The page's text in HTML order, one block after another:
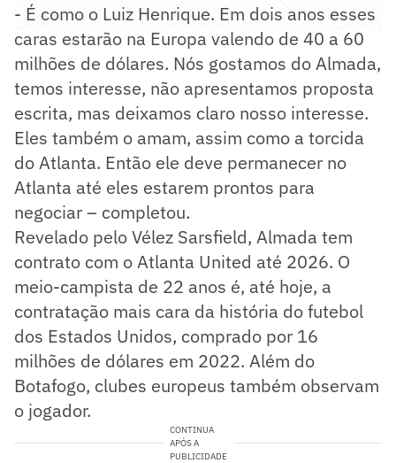
- É como o Luiz Henrique. Em dois anos esses
caras estarão na Europa valendo de 40 a 60
milhões de dólares. Nós gostamos do Almada,
temos interesse, não apresentamos proposta
escrita, mas deixamos claro nosso interesse.
Eles também o amam, assim como a torcida
do Atlanta. Então ele deve permanecer no
Atlanta até eles estarem prontos para
negociar – completou.
Revelado pelo Vélez Sarsfield, Almada tem
contrato com o Atlanta United até 2026. O
meio-campista de 22 anos é, até hoje, a
contratação mais cara da história do futebol
dos Estados Unidos, comprado por 16
milhões de dólares em 2022. Além do
Botafogo, clubes europeus também observam
o jogador.
CONTINUA
APÓS A
PUBLICIDADE